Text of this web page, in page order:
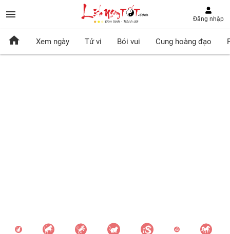
Đăng nhập
Xem ngày Tử vi Bói vui Cung hoàng đạo